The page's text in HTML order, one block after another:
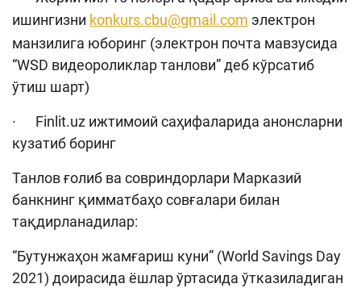
ишингизни konkurs.cbu@gmail.com электрон
манзилига юборинг (электрон почта мавзусида
“WSD видеороликлар танлови” деб кўрсатиб
ўтиш шарт)
· Finlit.uz ижтимоий саҳифаларида анонсларни
кузатиб боринг
Танлов ғолиб ва совриндорлари Марказий
банкнинг қимматбаҳо совғалари билан
тақдирланадилар:
“Бутунжаҳон жамғариш куни” (World Savings Day
2021) доирасида ёшлар ўртасида ўтказиладиган